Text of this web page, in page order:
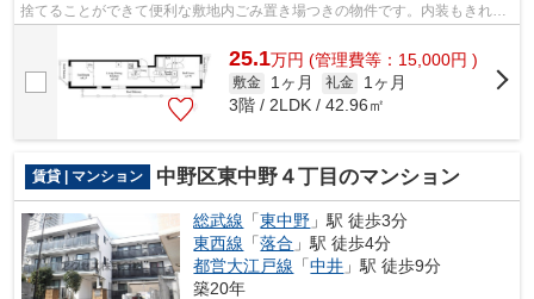
捨てることができて便利な敷地内ごみ置き場つきの物件です。内装もきれい
な一押しの築浅物件です。きれい好き...
25.1万円 (管理費等：15,000円 )
敷金 1ヶ月 礼金
1ヶ月
3階 / 2LDK / 42.96㎡
賃貸 | マンション 中野区東中野４丁目のマンション
総武線 「東中野 」駅 徒歩3分
東西線 「落合 」駅 徒歩4分
都営大江戸線 「中井 」駅 徒歩9分
築20年